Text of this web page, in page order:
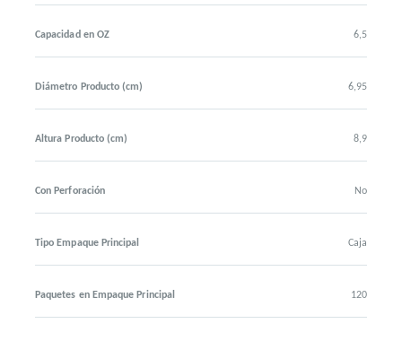
Capacidad en OZ 6,5
Diámetro Producto (cm) 6,95
Altura Producto (cm) 8,9
Con Perforación No
Tipo Empaque Principal Caja
Paquetes en Empaque Principal 120